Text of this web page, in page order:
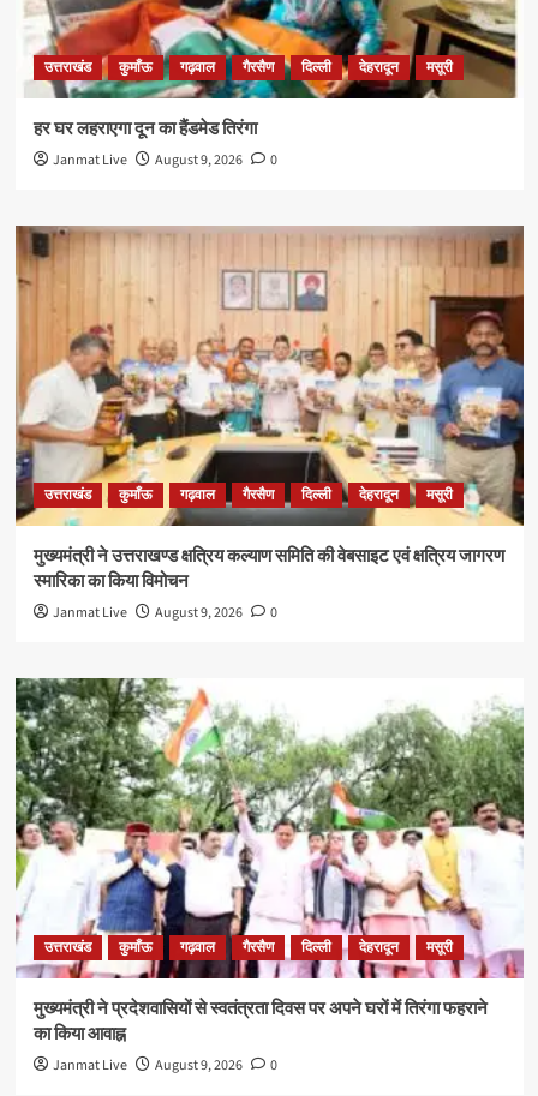
उत्तराखंड कुमाँऊ गढ़वाल गैरसैण दिल्ली देहरादून मसूरी
हर घर लहराएगा दून का हैंडमेड तिरंगा
Janmat Live August 9, 2026 0
उत्तराखंड कुमाँऊ गढ़वाल गैरसैण दिल्ली देहरादून मसूरी
मुख्यमंत्री ने उत्तराखण्ड क्षत्रिय कल्याण समिति की वेबसाइट एवं क्षत्रिय जागरण
स्मारिका का किया विमोचन
Janmat Live August 9, 2026 0
उत्तराखंड कुमाँऊ गढ़वाल गैरसैण दिल्ली देहरादून मसूरी
मुख्यमंत्री ने प्रदेशवासियों से स्वतंत्रता दिवस पर अपने घरों में तिरंगा फहराने
का किया आवाह्न
Janmat Live August 9, 2026 0